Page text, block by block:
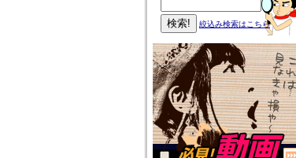
絞込み検索はこちら